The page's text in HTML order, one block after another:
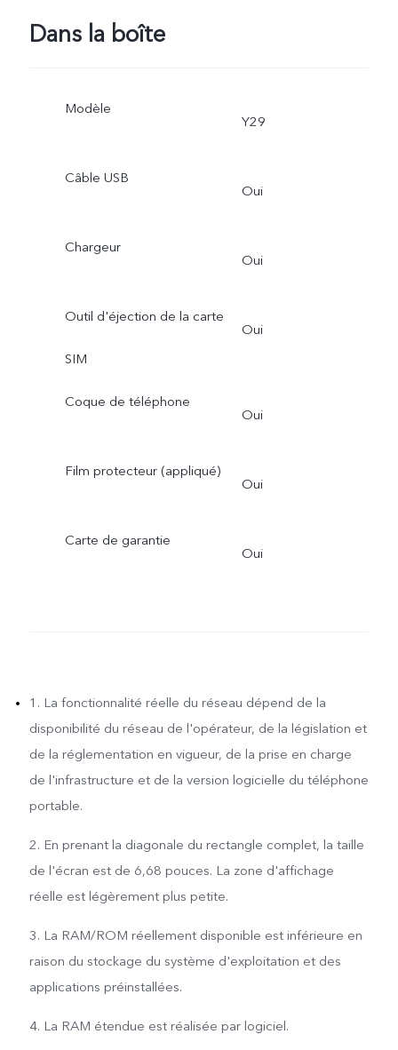
Dans la boîte
Modèle
Y29
Câble USB
Oui
Chargeur
Oui
Outil d'éjection de la carte
SIM
Oui
Coque de téléphone
Oui
Film protecteur (appliqué)
Oui
Carte de garantie
Oui
1. La fonctionnalité réelle du réseau dépend de la
disponibilité du réseau de l'opérateur, de la législation et
de la réglementation en vigueur, de la prise en charge
de l'infrastructure et de la version logicielle du téléphone
portable.
2. En prenant la diagonale du rectangle complet, la taille
de l'écran est de 6,68 pouces. La zone d'affichage
réelle est légèrement plus petite.
3. La RAM/ROM réellement disponible est inférieure en
raison du stockage du système d'exploitation et des
applications préinstallées.
4. La RAM étendue est réalisée par logiciel.